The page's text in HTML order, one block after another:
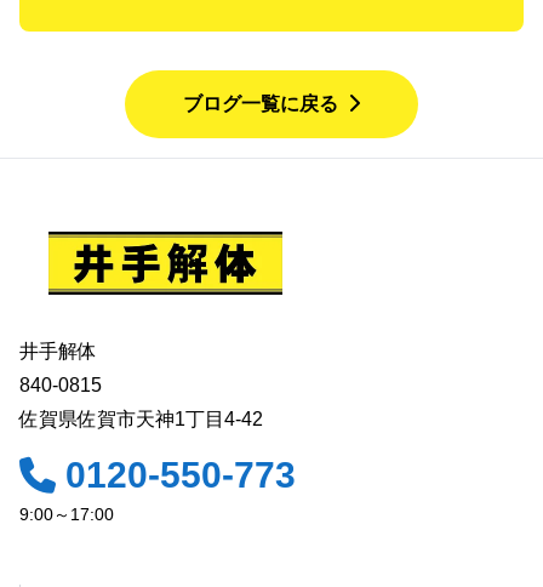
ブログ一覧に戻る
井手解体
840-0815
佐賀県佐賀市天神1丁目4-42
0120-550-773
9:00～17:00